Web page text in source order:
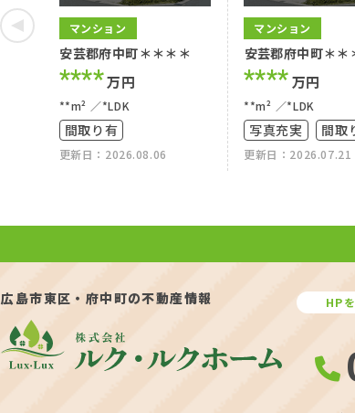
マンション
安芸郡府中町＊＊＊＊
****万円
**m² *LDK
間取り有
更新日：2026.08.06
マンション
安芸郡府中町＊＊
****万円
**m² *LDK
写真充実
間取
築10年以内
更新日：2026.07.21
広島市東区・府中町の不動産情報 HP